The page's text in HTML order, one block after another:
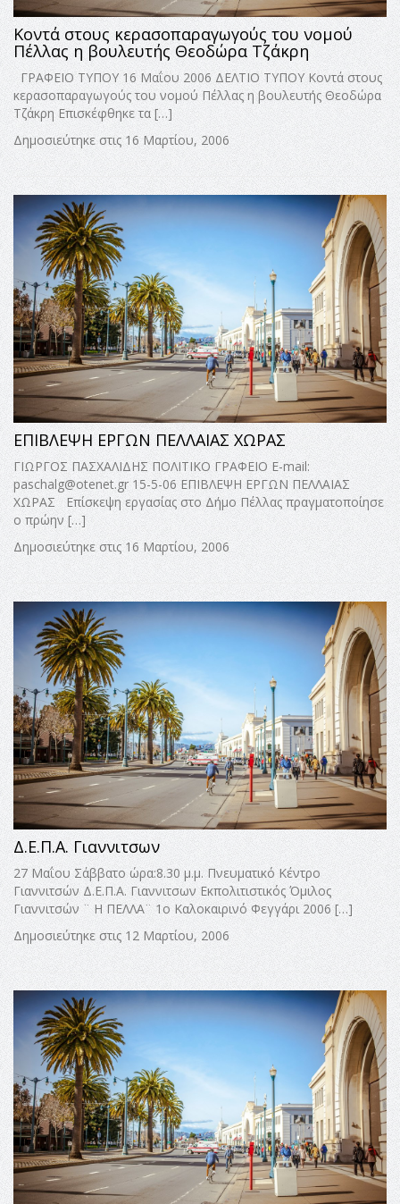
Κοντά στους κερασοπαραγωγούς του νομού
Πέλλας η βουλευτής Θεοδώρα Τζάκρη
ΓΡΑΦΕΙΟ ΤΥΠΟΥ 16 Μαΐου 2006 ΔΕΛΤΙΟ ΤΥΠΟΥ Κοντά στους
κερασοπαραγωγούς του νομού Πέλλας η βουλευτής Θεοδώρα
Τζάκρη Επισκέφθηκε τα […]
Δημοσιεύτηκε στις 16 Μαρτίου, 2006
ΕΠΙΒΛΕΨΗ ΕΡΓΩΝ ΠΕΛΛΑΙΑΣ ΧΩΡΑΣ
ΓΙΩΡΓΟΣ ΠΑΣΧΑΛΙΔΗΣ ΠΟΛΙΤΙΚΟ ΓΡΑΦΕΙΟ E-mail:
paschalg@otenet.gr 15-5-06 ΕΠΙΒΛΕΨΗ ΕΡΓΩΝ ΠΕΛΛΑΙΑΣ
ΧΩΡΑΣ Επίσκεψη εργασίας στο Δήμο Πέλλας πραγματοποίησε
ο πρώην […]
Δημοσιεύτηκε στις 16 Μαρτίου, 2006
Δ.Ε.Π.Α. Γιαννιτσων
27 Μαΐου Σάββατο ώρα:8.30 μ.μ. Πνευματικό Κέντρο
Γιαννιτσών Δ.Ε.Π.Α. Γιαννιτσων Εκπολιτιστικός Όμιλος
Γιαννιτσών ¨ Η ΠΕΛΛΑ¨ 1ο Καλοκαιρινό Φεγγάρι 2006 […]
Δημοσιεύτηκε στις 12 Μαρτίου, 2006